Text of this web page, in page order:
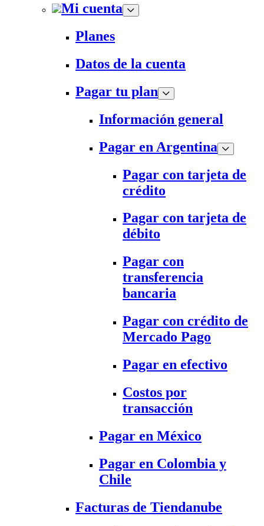
Mi cuenta
Planes
Datos de la cuenta
Pagar tu plan
Información general
Pagar en Argentina
Pagar con tarjeta de
crédito
Pagar con tarjeta de
débito
Pagar con
transferencia
bancaria
Pagar con crédito de
Mercado Pago
Pagar en efectivo
Costos por
transacción
Pagar en México
Pagar en Colombia y
Chile
Facturas de Tiendanube